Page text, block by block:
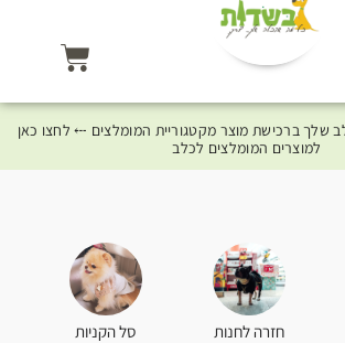
שלך ברכישת מוצר מקטגוריית המומלצים ⤎ לחצו כאן
למוצרים המומלצים לכלב
חזרה לחנות סל הקניות